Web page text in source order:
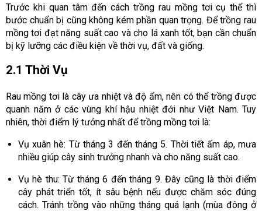
Trước khi quan tâm đến cách trồng rau mồng tơi cụ thể thì
bước chuẩn bị cũng không kém phần quan trọng. Để trồng rau
mồng tơi đạt năng suất cao và cho lá xanh tốt, bạn cần chuẩn
bị kỹ lưỡng các điều kiện về thời vụ, đất và giống.
2.1 Thời Vụ
Rau mồng tơi là cây ưa nhiệt và độ ẩm, nên có thể trồng được
quanh năm ở các vùng khí hậu nhiệt đới như Việt Nam. Tuy
nhiên, thời điểm lý tưởng nhất để trồng mồng tơi là:
Vụ xuân hè: Từ tháng 3 đến tháng 5. Thời tiết ấm áp, mưa
nhiều giúp cây sinh trưởng nhanh và cho năng suất cao.
Vụ hè thu: Từ tháng 6 đến tháng 9. Đây cũng là thời điểm
cây phát triển tốt, ít sâu bệnh nếu được chăm sóc đúng
cách. Tránh trồng vào những tháng quá lạnh (mùa đông ở